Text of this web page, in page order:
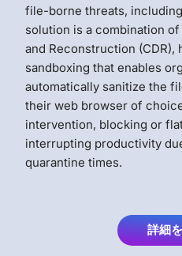
file-borne threats,
solution is a combination
and Reconstruction (CDR),
sandboxing that enables
automatically sanitize the
their web browser of
intervention, blocking or
interrupting productivity
quarantine times.
詳細